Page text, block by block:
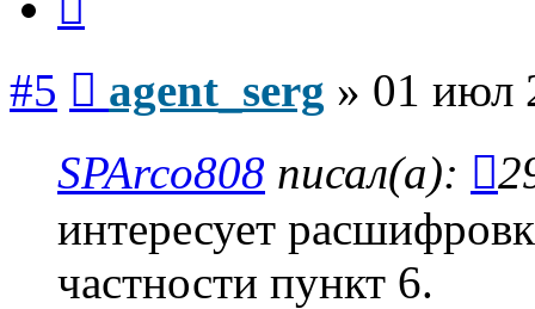
#5 agent_serg » 01 июл
SPArco808 писал(а):
интересует
частности пункт 6.